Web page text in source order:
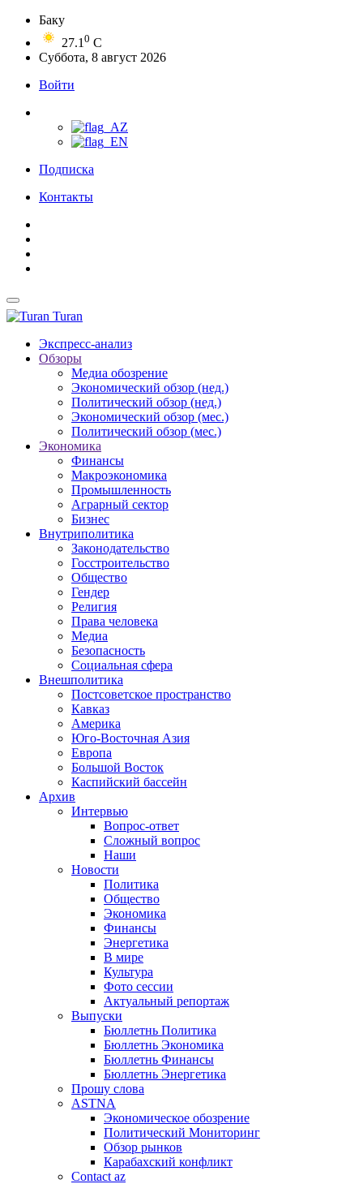
Баку
27.1 0 C
Суббота, 8 август 2026
Войти
Подписка
Контакты
Turan
Экспресс-анализ
Обзоры
Медиа обозрение
Экономический обзор (нед.)
Политический обзор (нед.)
Экономический обзор (мес.)
Политический обзор (мес.)
Экономика
Финансы
Макроэкономика
Промышленность
Аграрный сектор
Бизнес
Внутриполитика
Законодательство
Госстроительство
Общество
Гендер
Религия
Права человека
Медиа
Безопасность
Социальная сфера
Внешполитика
Постсоветское пространство
Кавказ
Америка
Юго-Восточная Азия
Европа
Большой Восток
Каспийский бассейн
Архив
Интервью
Вопрос-ответ
Сложный вопрос
Наши
Новости
Политика
Общество
Экономика
Финансы
Энергетика
В мире
Культура
Фото сессии
Актуальный репортаж
Выпуски
Бюллетнь Политика
Бюллетнь Экономика
Бюллетнь Финансы
Бюллетнь Энергетика
Прошу слова
ASTNA
Экономическое обозрение
Политический Мониторинг
Обзор рынков
Карабахский конфликт
Contact az